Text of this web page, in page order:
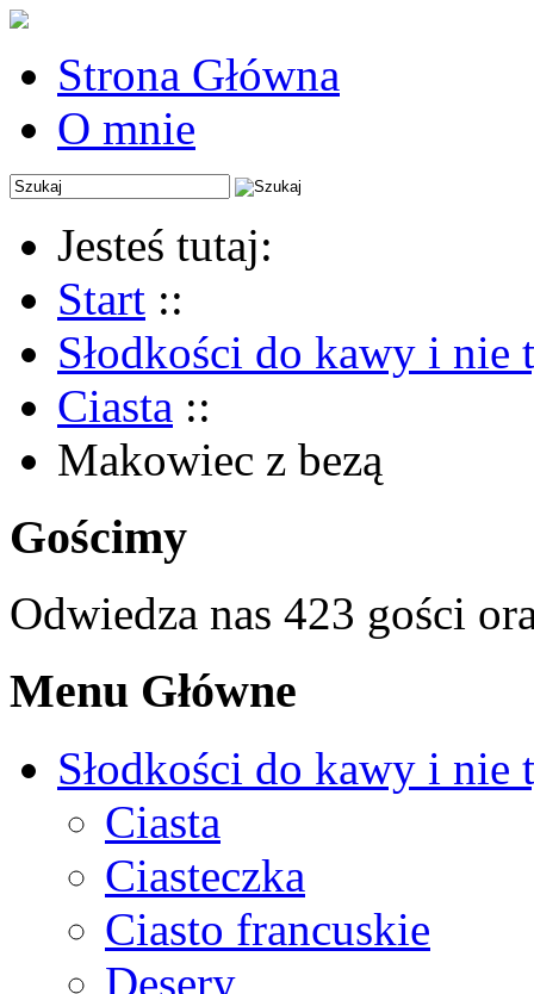
Strona Główna
O mnie
Jesteś tutaj:
Start ::
Słodkości do kawy i nie
Ciasta ::
Makowiec z bezą
Gościmy
Odwiedza nas 423 gości
Menu Główne
Słodkości do kawy i nie
Ciasta
Ciasteczka
Ciasto francuskie
Desery